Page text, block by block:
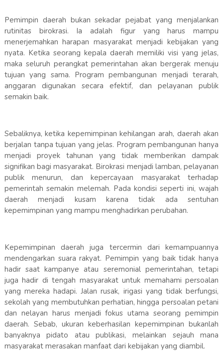
Pemimpin daerah bukan sekadar pejabat yang menjalankan
rutinitas birokrasi. Ia adalah figur yang harus mampu
menerjemahkan harapan masyarakat menjadi kebijakan yang
nyata. Ketika seorang kepala daerah memiliki visi yang jelas,
maka seluruh perangkat pemerintahan akan bergerak menuju
tujuan yang sama. Program pembangunan menjadi terarah,
anggaran digunakan secara efektif, dan pelayanan publik
semakin baik.
Sebaliknya, ketika kepemimpinan kehilangan arah, daerah akan
berjalan tanpa tujuan yang jelas. Program pembangunan hanya
menjadi proyek tahunan yang tidak memberikan dampak
signifikan bagi masyarakat. Birokrasi menjadi lamban, pelayanan
publik menurun, dan kepercayaan masyarakat terhadap
pemerintah semakin melemah. Pada kondisi seperti ini, wajah
daerah menjadi kusam karena tidak ada sentuhan
kepemimpinan yang mampu menghadirkan perubahan.
Kepemimpinan daerah juga tercermin dari kemampuannya
mendengarkan suara rakyat. Pemimpin yang baik tidak hanya
hadir saat kampanye atau seremonial pemerintahan, tetapi
juga hadir di tengah masyarakat untuk memahami persoalan
yang mereka hadapi. Jalan rusak, irigasi yang tidak berfungsi,
sekolah yang membutuhkan perhatian, hingga persoalan petani
dan nelayan harus menjadi fokus utama seorang pemimpin
daerah. Sebab, ukuran keberhasilan kepemimpinan bukanlah
banyaknya pidato atau publikasi, melainkan sejauh mana
masyarakat merasakan manfaat dari kebijakan yang diambil.